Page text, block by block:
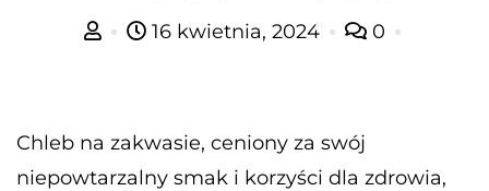
16 kwietnia, 2024 0
Chleb na zakwasie, ceniony za swój
niepowtarzalny smak i korzyści dla zdrowia,